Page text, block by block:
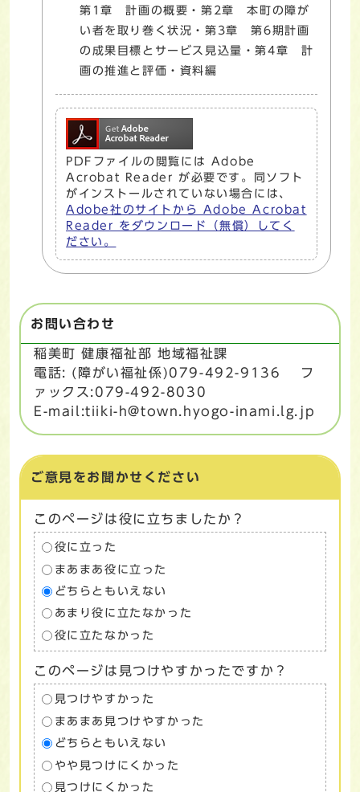
第1章 計画の概要・第2章 本町の障が
い者を取り巻く状況・第3章 第6期計画
の成果目標とサービス見込量・第4章 計
画の推進と評価・資料編
PDFファイルの閲覧には Adobe
Acrobat Reader が必要です。同ソフト
がインストールされていない場合には、
Adobe社のサイトから Adobe Acrobat
Reader をダウンロード（無償）してく
ださい。
お問い合わせ
稲美町 健康福祉部 地域福祉課
電話: (障がい福祉係)079-492-9136 フ
ァックス:079-492-8030
E-mail:tiiki-h@town.hyogo-inami.lg.jp
ご意見をお聞かせください
このページは役に立ちましたか？
役に立った
まあまあ役に立った
どちらともいえない
あまり役に立たなかった
役に立たなかった
このページは見つけやすかったですか？
見つけやすかった
まあまあ見つけやすかった
どちらともいえない
やや見つけにくかった
見つけにくかった